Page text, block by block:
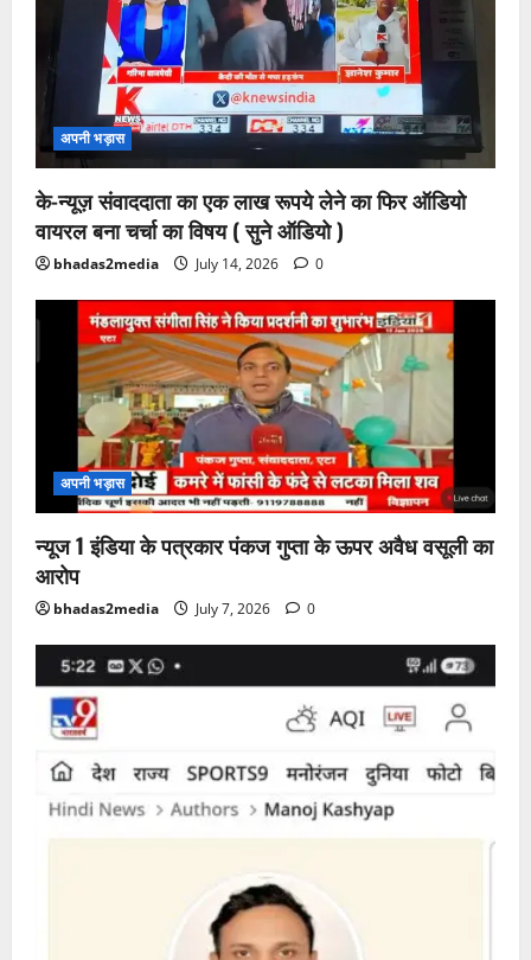
अपनी भड़ास
के-न्यूज़ संवाददाता का एक लाख रूपये लेने का फिर ऑडियो
वायरल बना चर्चा का विषय ( सुने ऑडियो )
bhadas2media July 14, 2026 0
अपनी भड़ास
न्यूज 1 इंडिया के पत्रकार पंकज गुप्ता के ऊपर अवैध वसूली का
आरोप
bhadas2media July 7, 2026 0